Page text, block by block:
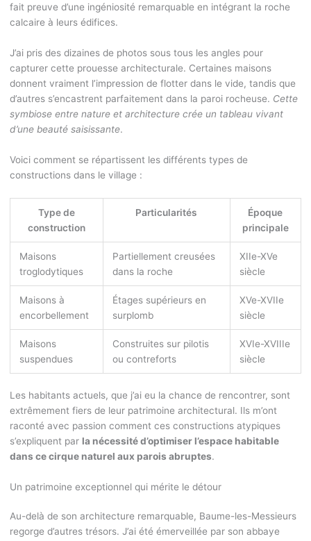
fait preuve d’une ingéniosité remarquable en intégrant la roche
calcaire à leurs édifices.
J’ai pris des dizaines de photos sous tous les angles pour
capturer cette prouesse architecturale. Certaines maisons
donnent vraiment l’impression de flotter dans le vide, tandis que
d’autres s’encastrent parfaitement dans la paroi rocheuse. Cette
symbiose entre nature et architecture crée un tableau vivant
d’une beauté saisissante.
Voici comment se répartissent les différents types de
constructions dans le village :
Type de
construction
Particularités
Époque
principale
Maisons
troglodytiques
Partiellement creusées
dans la roche
XIIe-XVe
siècle
Maisons à
encorbellement
Étages supérieurs en
surplomb
XVe-XVIIe
siècle
Maisons
suspendues
Construites sur pilotis
ou contreforts
XVIe-XVIIIe
siècle
Les habitants actuels, que j’ai eu la chance de rencontrer, sont
extrêmement fiers de leur patrimoine architectural. Ils m’ont
raconté avec passion comment ces constructions atypiques
s’expliquent par la nécessité d’optimiser l’espace habitable
dans ce cirque naturel aux parois abruptes.
Un patrimoine exceptionnel qui mérite le détour
Au-delà de son architecture remarquable, Baume-les-Messieurs
regorge d’autres trésors. J’ai été émerveillée par son abbaye